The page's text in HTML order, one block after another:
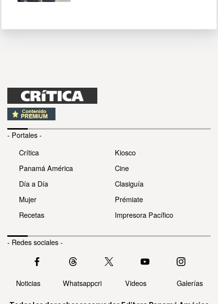
- Portales -
Crítica
Panamá América
Día a Día
Mujer
Recetas
Kiosco
Cine
Clasiguía
Prémiate
Impresora Pacífico
- Redes sociales -
Noticias Whatsappcri Videos Galerías